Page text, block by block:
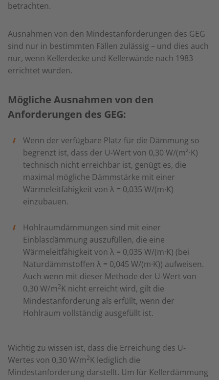
betrachten.
Ausnahmen von den Mindestanforderungen des GEG
sind nur in bestimmten Fällen zulässig – und dies auch
nur, wenn Kellerdecke und Kellerwände nach 1983
errichtet wurden.
Mögliche Ausnahmen von den
Anforderungen des GEG:
Wenn der verfügbare Platz für die Dämmung so
begrenzt ist, dass der U-Wert von 0,30 W/(m²·K)
technisch nicht erreichbar ist, genügt es, die
maximal mögliche Dämmstärke mit einer
Wärmeleitfähigkeit von λ = 0,035 W/(m·K)
einzubauen.
Hohlraumdämmungen sind mit einer
Einblasdämmung auszufüllen, die eine
Wärmeleitfähigkeit von λ = 0,035 W/(m·K) (bei
Naturdämmstoffen λ = 0,045 W/(m·K)) aufweisen.
Auch wenn mit dieser Methode der U-Wert von
0,30 W/m2K nicht erreicht wird, gilt die
Mindestanforderung als erfüllt, wenn der
Hohlraum vollständig ausgefüllt ist.
Wichtig zu wissen ist, dass die Erreichung des U-
Wertes von 0,30 W/m2K lediglich die
Mindestanforderung darstellt. Um für Kellerdämmung